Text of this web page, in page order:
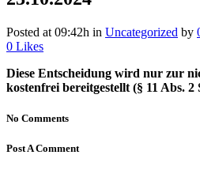
Posted at 09:42h in Uncategorized by
0 Likes
Diese Entscheidung wird nur zur
kostenfrei bereitgestellt (§ 11 Abs.
No Comments
Post A Comment